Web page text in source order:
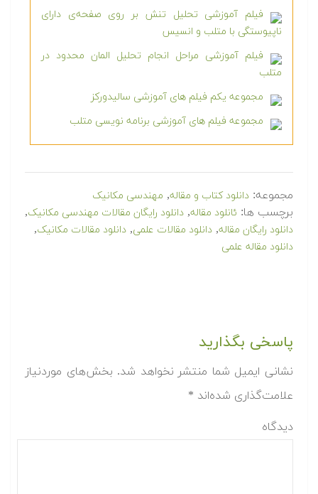
فیلم آموزشی تحلیل تنش بر روی صفحه‌ی دارای
ناپیوستگی با متلب و انسیس
فیلم آموزشی مراحل انجام تحلیل المان محدود در
متلب
مجموعه یکم فیلم های آموزشی سالیدورکز
مجموعه فیلم های آموزشی برنامه نویسی متلب
مجموعه: دانلود کتاب و مقاله, مهندسی مکانیک
برچسب ها: ئانلود مقاله, دانلود رایگان مقالات مهندسی مکانیک,
دانلود رایگان مقاله, دانلود مقالات علمی, دانلود مقالات مکانیک,
دانلود مقاله علمی
پاسخی بگذارید
نشانی ایمیل شما منتشر نخواهد شد. بخش‌های موردنیاز
علامت‌گذاری شده‌اند *
دیدگاه